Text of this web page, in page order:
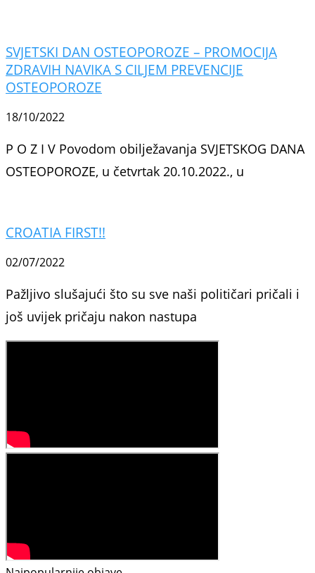
SVJETSKI DAN OSTEOPOROZE – PROMOCIJA
ZDRAVIH NAVIKA S CILJEM PREVENCIJE
OSTEOPOROZE
18/10/2022
P O Z I V Povodom obilježavanja SVJETSKOG DANA
OSTEOPOROZE, u četvrtak 20.10.2022., u
CROATIA FIRST!!
02/07/2022
Pažljivo slušajući što su sve naši političari pričali i
još uvijek pričaju nakon nastupa